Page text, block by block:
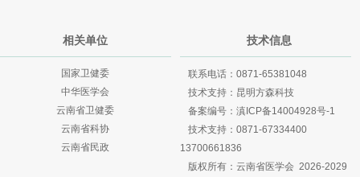
相关单位
国家卫健委
中华医学会
云南省卫健委
云南省科协
云南省民政
技术信息
联系电话：0871-65381048
技术支持： 昆明方森科技
备案编号： 滇ICP备14004928号-1
技术支持： 0871-67334400
13700661836
版权所有：云南省医学会 2026-2029